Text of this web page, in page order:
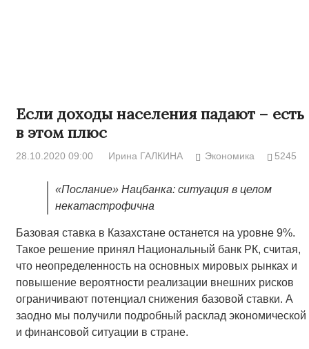
Если доходы населения падают – есть
в этом плюс
28.10.2020 09:00 Ирина ГАЛКИНА Экономика 5245
«Послание» Нацбанка: ситуация в целом
некатастрофична
Базовая ставка в Казахстане останется на уровне 9%.
Такое решение принял Национальный банк РК, считая,
что неопределенность на основных мировых рынках и
повышение вероятности реализации внешних рисков
ограничивают потенциал снижения базовой ставки. А
заодно мы получили подробный расклад экономической
и финансовой ситуации в стране.